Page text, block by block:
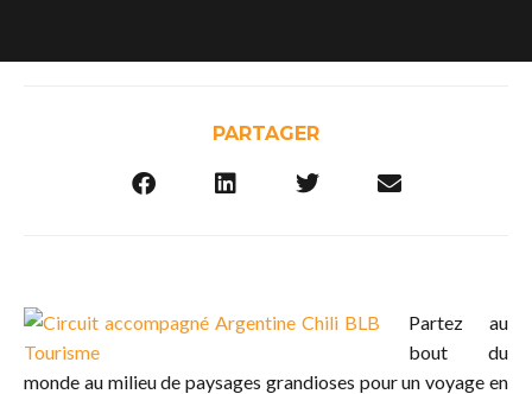
PARTAGER
Partez au
bout du
monde au milieu de paysages grandioses pour un voyage en